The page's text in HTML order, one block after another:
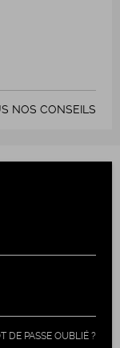
NOS CONSEILS
DE PASSE OUBLIÉ ?